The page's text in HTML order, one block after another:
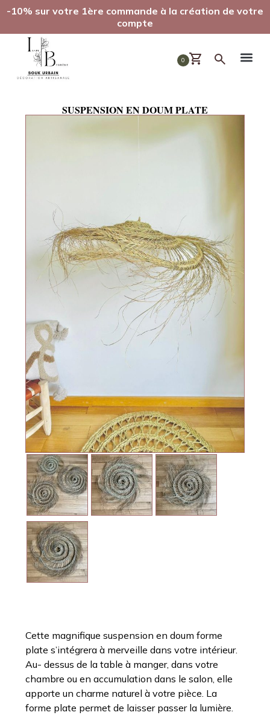
-10% sur votre 1ère commande à la création de votre
compte
0
SUSPENSION EN DOUM PLATE
Cette magnifique suspension en doum forme
plate s’intégrera à merveille dans votre intérieur.
Au- dessus de la table à manger, dans votre
chambre ou en accumulation dans le salon, elle
apporte un charme naturel à votre pièce. La
forme plate permet de laisser passer la lumière.